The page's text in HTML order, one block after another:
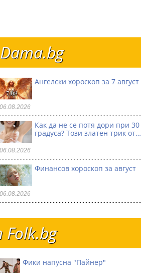
Ангелски хороскоп за 7 август
Как да не се потя дори при 30
градуса? Този златен трик от…
Финансов хороскоп за август
Фики напусна "Пайнер"